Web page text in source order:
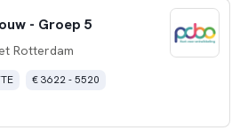
- Groep 5
Rotterdam
€ 3622 - 5520